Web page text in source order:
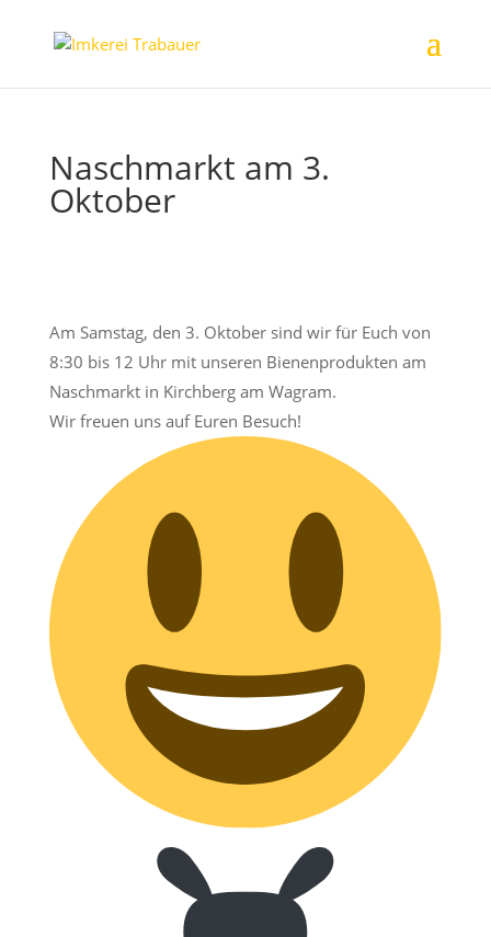
Naschmarkt am 3.
Oktober
Am Samstag, den 3. Oktober sind wir für Euch von
8:30 bis 12 Uhr mit unseren Bienenprodukten am
Naschmarkt in Kirchberg am Wagram.
Wir freuen uns auf Euren Besuch!